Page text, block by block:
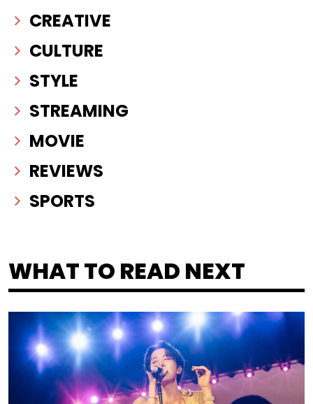
CREATIVE
CULTURE
STYLE
STREAMING
MOVIE
REVIEWS
SPORTS
WHAT TO READ NEXT